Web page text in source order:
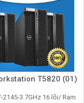
T5820 (01)
2145-3.7GHz 16 lõi/ Ram